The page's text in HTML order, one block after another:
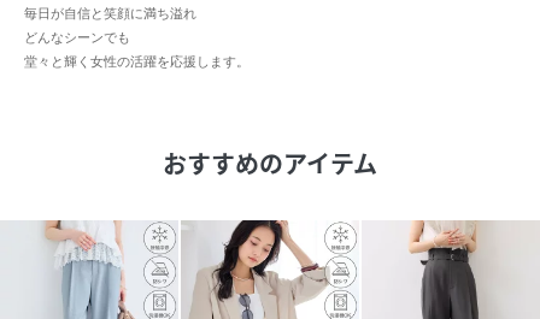
毎日が自信と笑顔に満ち溢れ
どんなシーンでも
堂々と輝く女性の活躍を応援します。
おすすめのアイテム